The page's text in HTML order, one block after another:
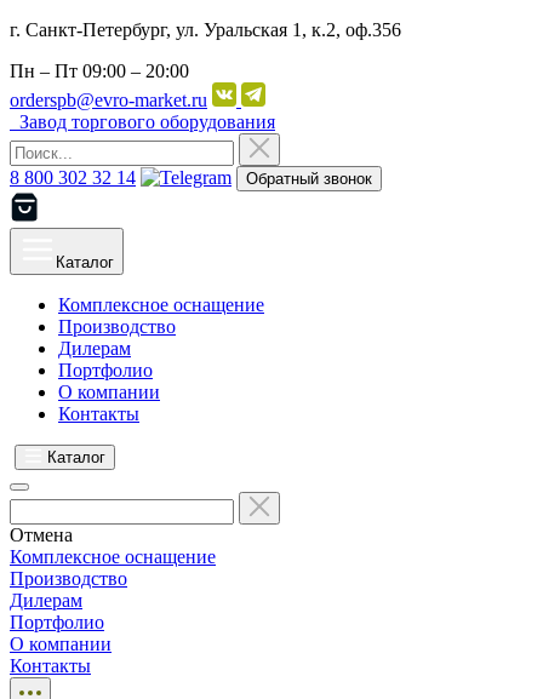
г. Санкт-Петербург, ул. Уральская 1, к.2, оф.356
Пн – Пт 09:00 – 20:00
orderspb@evro-market.ru
Завод торгового оборудования
8 800 302 32 14 Обратный звонок
Каталог
Комплексное оснащение
Производство
Дилерам
Портфолио
О компании
Контакты
Каталог
Отмена
Комплексное оснащение
Производство
Дилерам
Портфолио
О компании
Контакты